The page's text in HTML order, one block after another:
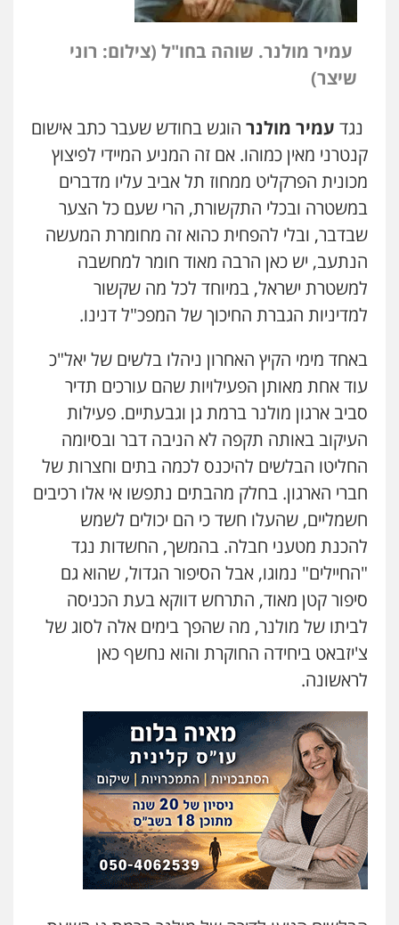
עמיר מולנר. שוהה בחו"ל (צילום: רוני
שיצר)
נגד עמיר מולנר הוגש בחודש שעבר כתב אישום
קנטרני מאין כמוהו. אם זה המניע המיידי לפיצוץ
מכונית הפרקליט ממחוז תל אביב עליו מדברים
במשטרה ובכלי התקשורת, הרי שעם כל הצער
שבדבר, ובלי להפחית כהוא זה מחומרת המעשה
הנתעב, יש כאן הרבה מאוד חומר למחשבה
למשטרת ישראל, במיוחד לכל מה שקשור
למדיניות הגברת החיכוך של המפכ"ל דנינו.
באחד מימי הקיץ האחרון ניהלו בלשים של יאל"כ
עוד אחת מאותן הפעילויות שהם עורכים תדיר
סביב ארגון מולנר ברמת גן וגבעתיים. פעילות
העיקוב באותה תקפה לא הניבה דבר ובסיומה
החליטו הבלשים להיכנס לכמה בתים וחצרות של
חברי הארגון. בחלק מהבתים נתפשו אי אלו רכיבים
חשמליים, שהעלו חשד כי הם יכולים לשמש
להכנת מטעני חבלה. בהמשך, החשדות נגד
"החיילים" נמוגו, אבל הסיפור הגדול, שהוא גם
סיפור קטן מאוד, התרחש דווקא בעת הכניסה
לביתו של מולנר, מה שהפך בימים אלה לסוג של
צ'יזבאט ביחידה החוקרת והוא נחשף כאן
לראשונה.